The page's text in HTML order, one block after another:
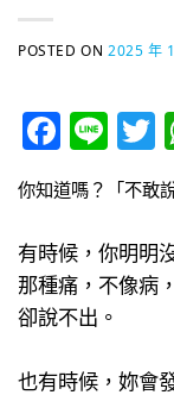
POSTED ON2025 年
你知道嗎？「不敢
有時候，你明明
那種痛，不像病
卻說不出。
也有時候，妳會